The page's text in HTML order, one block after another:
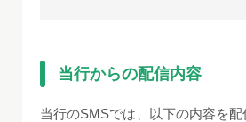
当行からの配信内容
当行のSMSでは、以下の内容を配